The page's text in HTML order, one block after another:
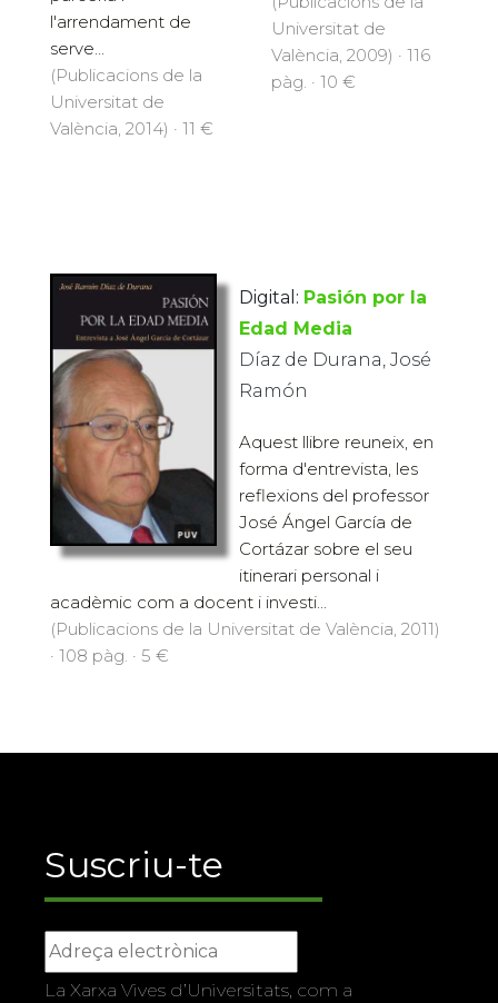
l'arrendament de
serve...
(Publicacions de la
Universitat de
València, 2014) · 11 €
Universitat de
València, 2009) · 116
pàg. · 10 €
Digital: Pasión por la
Edad Media
Díaz de Durana, José
Ramón
Aquest llibre reuneix, en
forma d'entrevista, les
reflexions del professor
José Ángel García de
Cortázar sobre el seu
itinerari personal i
acadèmic com a docent i investi...
(Publicacions de la Universitat de València, 2011)
· 108 pàg. · 5 €
Suscriu-te
La Xarxa Vives d’Universitats, com a